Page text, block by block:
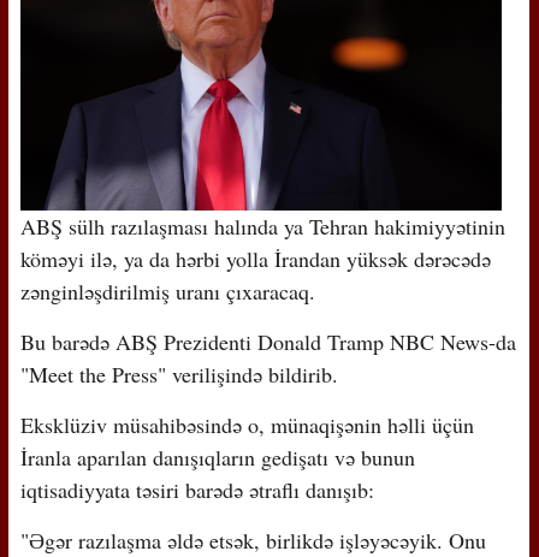
ABŞ sülh razılaşması halında ya Tehran hakimiyyətinin
köməyi ilə, ya da hərbi yolla İrandan yüksək dərəcədə
zənginləşdirilmiş uranı çıxaracaq.
Bu barədə ABŞ Prezidenti Donald Tramp NBC News-da
"Meet the Press" verilişində bildirib.
Eksklüziv müsahibəsində o, münaqişənin həlli üçün
İranla aparılan danışıqların gedişatı və bunun
iqtisadiyyata təsiri barədə ətraflı danışıb:
"Əgər razılaşma əldə etsək, birlikdə işləyəcəyik. Onu